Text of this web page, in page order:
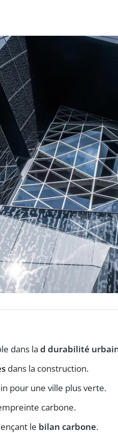
dans la d durabilité
dans la construction.
pour une ville plus verte.
carbone.
le bilan carbone.